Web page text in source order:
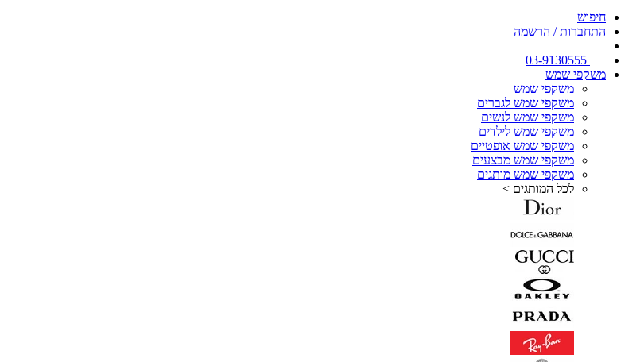
חיפוש
התחברות / הרשמה
משקפי שמש
משקפי שמש
משקפי שמש לגברים
משקפי שמש לנשים
משקפי שמש לילדים
משקפי שמש אופטיים
משקפי שמש מבצעים
משקפי שמש מותגים
לכל המותגים >